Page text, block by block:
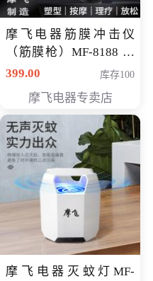
摩飞电器筋膜冲击仪
（筋膜枪）MF-8188 会
员专享价268元
399.00 库存100
摩飞电器专卖店
摩飞电器灭蚊灯MF-